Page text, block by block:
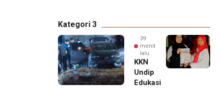
Kategori 3
39
menit
lalu
KKN
Undip
Edukasi